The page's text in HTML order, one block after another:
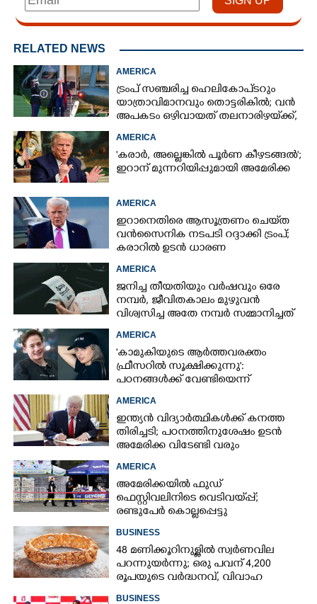
RELATED NEWS
AMERICA
ട്രംപ് സഞ്ചരിച്ച ഹെലികോപ്‌ടറും
യാത്രാവിമാനവും തൊട്ടരികിൽ; വൻ
അപകടം ഒഴിവായത് തലനാരിഴയ്‌ക്ക്,
AMERICA
'കരാർ, അല്ലെങ്കിൽ പൂർണ കീഴടങ്ങൽ';
ഇറാന് മുന്നറിയിപ്പുമായി അമേരിക്ക
AMERICA
ഇറാനെതിരെ ആസൂത്രണം ചെയ്‌ത
വൻസൈനിക നടപടി റദ്ദാക്കി ട്രംപ്;
കരാറിൽ ഉടൻ ധാരണ
AMERICA
ജനിച്ച തീയതിയും വർഷവും ഒരേ
നമ്പർ, ജീവിതകാലം മുഴുവൻ
വിശ്വസിച്ച അതേ നമ്പർ സമ്മാനിച്ചത്
AMERICA
'കാമുകിയുടെ ആർത്തവരക്തം
ഫ്രീസറിൽ സൂക്ഷിക്കുന്നു':
പഠനങ്ങൾക്ക് വേണ്ടിയെന്ന്
ജോൺസന്റെ പോസ്റ്റ്
AMERICA
ഇന്ത്യൻ വിദ്യാർത്ഥികൾക്ക് കനത്ത
തിരിച്ചടി; പഠനത്തിനുശേഷം ഉടൻ
അമേരിക്ക വിടേണ്ടി വരും
AMERICA
അമേരിക്കയിൽ ഫുഡ്
ഫെസ്റ്റിവലിനിടെ വെടിവയ്‌പ്പ്;
രണ്ടുപേർ കൊല്ലപ്പെട്ടു
BUSINESS
48 മണിക്കൂറിനുള്ളിൽ സ്വർണവില
പറന്നുയർന്നു; ഒരു പവന് 4,200
രൂപയുടെ വർദ്ധനവ്, വിവാഹ
BUSINESS